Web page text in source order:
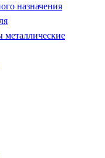
назначения
металлические